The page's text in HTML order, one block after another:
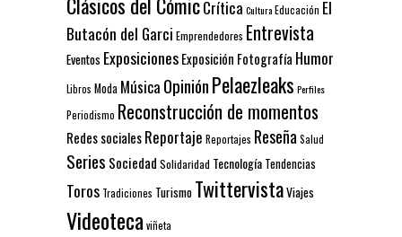
Crítica CulturaEducación El
Butacón del Garci Emprendedores Entrevista
Eventos ExposicionesExposición Fotografía Humor
Libros Moda Música OpiniónPelaezleaks Perfiles
Periodismo Reconstrucción de momentos
Redes socialesReportaje Reportajes Reseña Salud
Series Sociedad Solidaridad Tecnología Tendencias
Toros Tradiciones Turismo TwittervistaViajes
Videoteca viñeta